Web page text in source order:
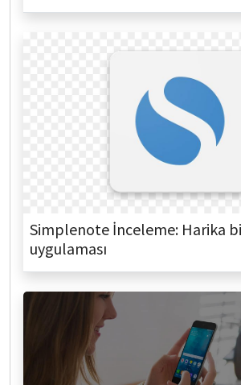
Simplenote İnceleme: Harika
uygulaması